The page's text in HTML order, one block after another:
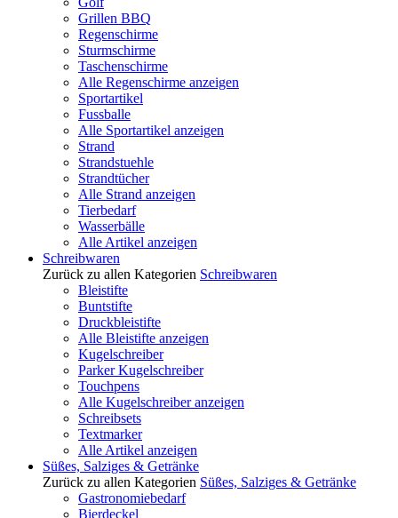
Grillen BBQ
Regenschirme
Sturmschirme
Taschenschirme
Alle Regenschirme anzeigen
Sportartikel
Fussballe
Alle Sportartikel anzeigen
Strand
Strandstuehle
Strandtücher
Alle Strand anzeigen
Tierbedarf
Wasserbälle
Alle Artikel anzeigen
Schreibwaren
Zurück zu allen Kategorien Schreibwaren
Bleistifte
Buntstifte
Druckbleistifte
Alle Bleistifte anzeigen
Kugelschreiber
Parker Kugelschreiber
Touchpens
Alle Kugelschreiber anzeigen
Schreibsets
Textmarker
Alle Artikel anzeigen
Süßes, Salziges & Getränke
Zurück zu allen Kategorien Süßes, Salziges & Getränke
Gastronomiebedarf
Bierdeckel